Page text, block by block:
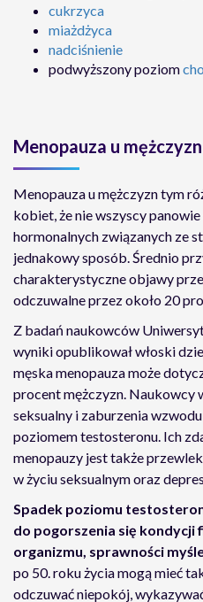
cukrzyca
miażdżyca
nadciśnienie
podwyższony poziom
Menopauza u
Menopauza u mężczyzn tym
kobiet, że nie wszyscy
hormonalnych związanych ze
jednakowy sposób. Średnio
charakterystyczne objawy
odczuwalne przez około 20
Z badań naukowców
wyniki opublikował włoski
męska menopauza może
procent mężczyzn. Naukowcy
seksualny i zaburzenia
poziomem testosteronu. Ich
menopauzy jest także
w życiu seksualnym oraz
Spadek poziomu
do pogorszenia się kondycji
organizmu, sprawności
po 50. roku życia mogą mieć
odczuwać niepokój,